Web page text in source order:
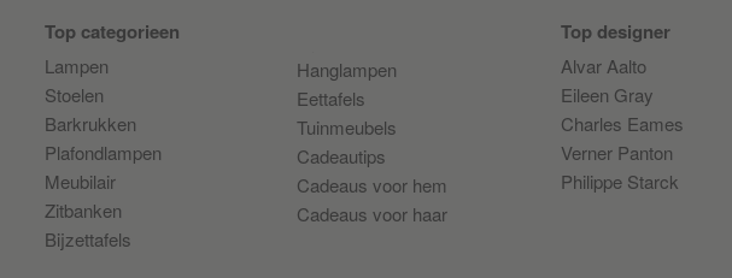
Top categorieen
Lampen
Stoelen
Barkrukken
Plafondlampen
Meubilair
Zitbanken
Bijzettafels
Hanglampen
Eettafels
Tuinmeubels
Cadeautips
Cadeaus voor hem
Cadeaus voor haar
Top designer
Alvar Aalto
Eileen Gray
Charles Eames
Verner Panton
Philippe Starck